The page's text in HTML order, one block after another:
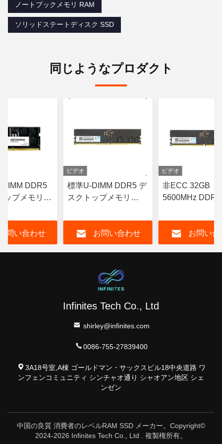
ノートブックメモリ RAM
ソリッドステートディスク SSD
同じようなプロダクト
DIMM DDR5
ップメモリ
問い合わせ
ビデオ
標準U-DIMM DDR5 デ
スクトップメモリ
RAM 非ECC
お問い合わせ
ビデオ
非ECC 32GB
5600MHz
デクトップコン
タ用
お問い合
Infinites Tech Co., Ltd
shirley@infinites.com
0086-755-27839400
3A18号室,A棟 ゴールドマン・サックスビル18中央道路 ワ
ンフェンコミュニティ シンチャオ通り シャオアン地区 シェ
ンゼン
中国の良質 消費者のレベルRAM SSD メーカー。Copyright©
2024-2026 Infinites Tech Co., Ltd . 複製権所有。